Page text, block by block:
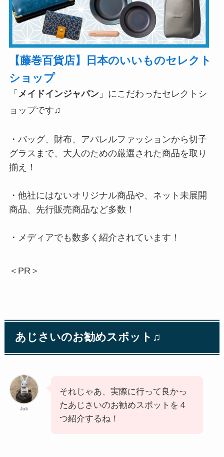
【藤巻百貨店】日本のいいものセレクト
ショップ
「 メイドインジャパン」にこだわったセレクトシ
ョップです♫
・バッグ、財布、アパレルファッションから切子
グラスまで、大人のための厳選された商品を取り
揃え！
・他社にはないオリジナル商品や、ネット未展開
商品、先行販売商品など多数！
・メディアでも数多く紹介されています！
＜PR＞
あじさいのお勧めスポット♫
Juli
それじゃあ、実際に行って良かっ
たあじさいのお勧めスポットを４
つ紹介するね！